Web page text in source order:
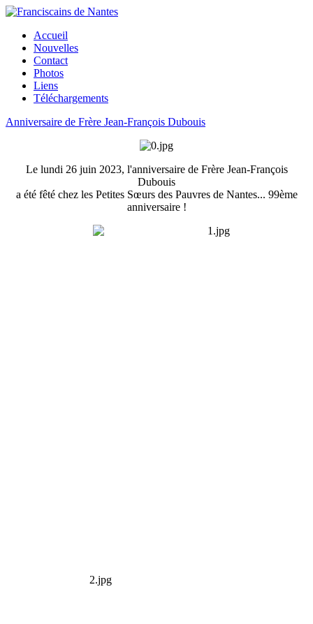
Accueil
Nouvelles
Contact
Photos
Liens
Téléchargements
Anniversaire de Frère Jean-François Dubouis
Le lundi 26 juin 2023, l'anniversaire de Frère Jean-François
Dubouis
a été fêté chez les Petites Sœurs des Pauvres de Nantes... 99ème
anniversaire !